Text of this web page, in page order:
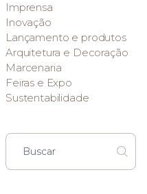
Imprensa
Inovação
Lançamento e produtos
Arquitetura e Decoração
Marcenaria
Feiras e Expo
Sustentabilidade